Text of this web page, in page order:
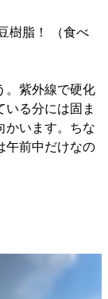
樹脂！ （食べ
。紫外線で硬化
る分には固ま
かいます。ちな
午前中だけなの